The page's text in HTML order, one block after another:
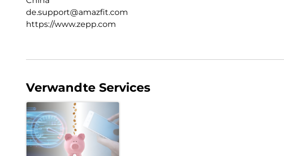
de.support@amazfit.com
https://www.zepp.com
Verwandte Services